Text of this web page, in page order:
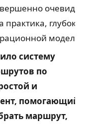
глубоко
модели.
систему
по
и
помогающий
маршрут,